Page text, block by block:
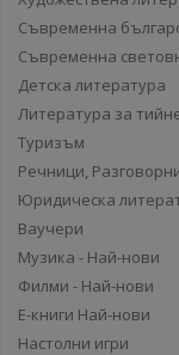
Съвременна
Съвременна
Детска литература
Литература за
Туризъм
Речници,
Юридическа
Ваучери
Музика - Най-нови
Филми - Най-нови
Е-книги Най-нови
Настолни игри